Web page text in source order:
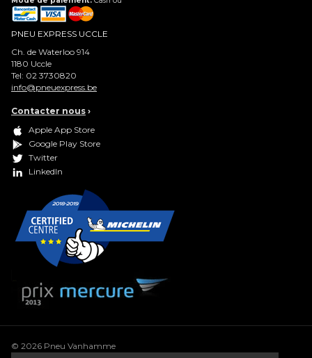
PNEU EXPRESS UCCLE
Ch. de Waterloo 914
1180 Uccle
Tel: 02 3730820
info@pneuexpress.be
Contacter nous ›
Apple App Store
Google Play Store
Twitter
LinkedIn
© 2026 Pneu Vanhamme